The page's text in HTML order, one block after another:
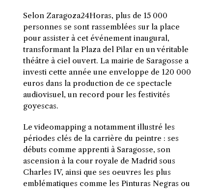
Selon Zaragoza24Horas, plus de 15 000
personnes se sont rassemblées sur la place
pour assister à cet événement inaugural,
transformant la Plaza del Pilar en un véritable
théâtre à ciel ouvert. La mairie de Saragosse a
investi cette année une enveloppe de 120 000
euros dans la production de ce spectacle
audiovisuel, un record pour les festivités
goyescas.
Le videomapping a notamment illustré les
périodes clés de la carrière du peintre : ses
débuts comme apprenti à Saragosse, son
ascension à la cour royale de Madrid sous
Charles IV, ainsi que ses oeuvres les plus
emblématiques comme les Pinturas Negras ou